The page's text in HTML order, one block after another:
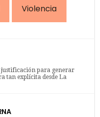
Violencia
justificación para generar
tan explícita desde La